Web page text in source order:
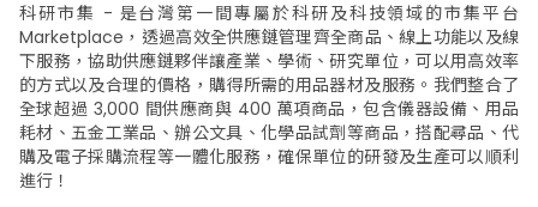
科研市集 - 是台灣第一間專屬於科研及科技領域的市集平台
Marketplace，透過高效全供應鏈管理齊全商品、線上功能以及線
下服務，協助供應鏈夥伴讓產業、學術、研究單位，可以用高效率
的方式以及合理的價格，購得所需的用品器材及服務。我們整合了
全球超過 3,000 間供應商與 400 萬項商品，包含儀器設備、用品
耗材、五金工業品、辦公文具、化學品試劑等商品，搭配尋品、代
購及電子採購流程等一體化服務，確保單位的研發及生產可以順利
進行！